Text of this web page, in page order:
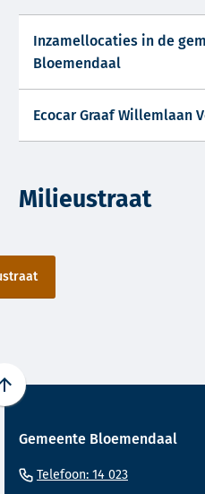
Inzamellocaties in de
Bloemendaal
Ecocar Graaf Willemlaan
Milieustraat
Scroll
boven
het
Gemeente Bloemendaal
Telefoon: 14 023(Verwijst